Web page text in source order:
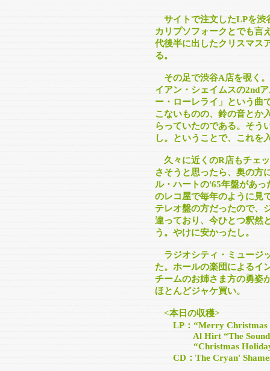
サイトで注文したLPを渋
カリプソフォークとでも言
代後半に出したクリスマス
る。
その足で渋谷A店を覗く
イアン・シェイムスの2nd
ー・ローレライ」という曲
こないものの、鈴の音とか
らっていたのである。そう
し。ということで、これを
久々に近くのR店もチェ
さそうと思ったら、奥の方
ル・ハートの'65年盤があ
のレコ屋で毎年のように見
テレオ盤の方だったので、
違っており、今ひとつ釈然
う。やけに安かったし。
ラジオシティ・ミュージ
た。ホールの楽団によるイ
チームのお姉さま方の勇姿
ほとんどジャケ買い。
<本日の収穫>
LP：“Merry Christmas
Al Hirt “The Sound
“Christmas Holidays
CD：The Cryan'